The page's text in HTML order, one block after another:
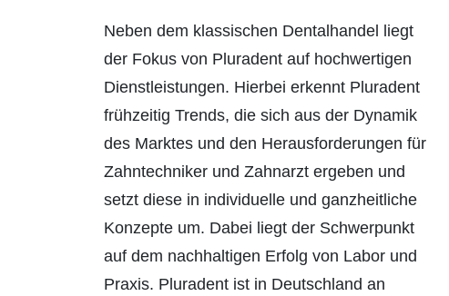
Neben dem klassischen Dentalhandel liegt
der Fokus von Pluradent auf hochwertigen
Dienstleistungen. Hierbei erkennt Pluradent
frühzeitig Trends, die sich aus der Dynamik
des Marktes und den Herausforderungen für
Zahntechniker und Zahnarzt ergeben und
setzt diese in individuelle und ganzheitliche
Konzepte um. Dabei liegt der Schwerpunkt
auf dem nachhaltigen Erfolg von Labor und
Praxis. Pluradent ist in Deutschland an